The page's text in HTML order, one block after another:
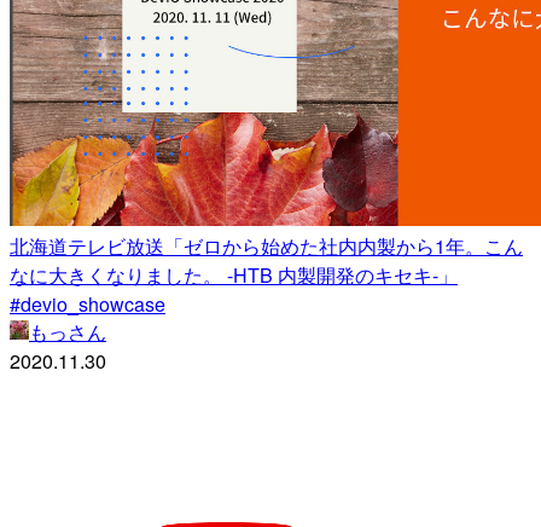
北海道テレビ放送「ゼロから始めた社内内製から1年。こん
なに大きくなりました。 -HTB 内製開発のキセキ-」
#devio_showcase
もっさん
2020.11.30